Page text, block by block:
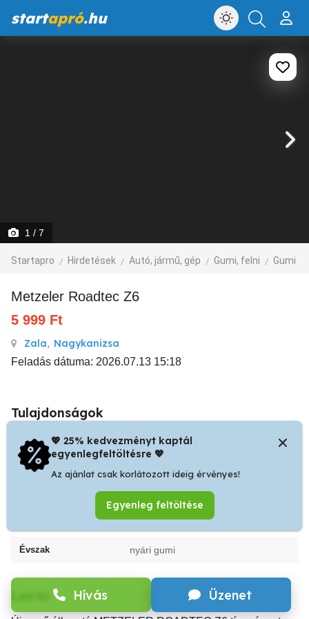
startapró.hu
1 / 7
Startapro Hirdetések Autó, jármű, gép Gumi, felni Gumi
Metzeler Roadtec Z6
5 999 Ft
Zala, Nagykanizsa
Feladás dátuma: 2026.07.13 15:18
Tulajdonságok
Hirdetés típus kínál
Szélesség 170
Évszak nyári gumi
Hívás Üzenet
💖 25% kedvezményt kaptál
egyenlegfeltöltésre 💖
Az ajánlat csak korlátozott ideig érvényes!
Egyenleg feltöltése